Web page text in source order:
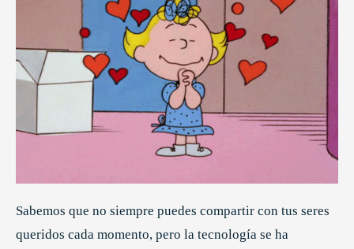
Sabemos que no siempre puedes compartir con tus seres
queridos cada momento, pero la tecnología se ha